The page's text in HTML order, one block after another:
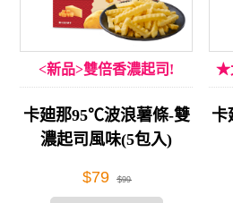
<新品>雙倍香濃起司!
卡廸那95℃波浪薯條-雙
濃起司風味(5包入)
$79 $99
★
卡